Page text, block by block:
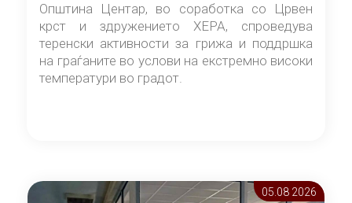
Општина Центар, во соработка со Црвен
крст и здружението ХЕРА, спроведува
теренски активности за грижа и поддршка
на граѓаните во услови на екстремно високи
температури во градот.
05.08 2026